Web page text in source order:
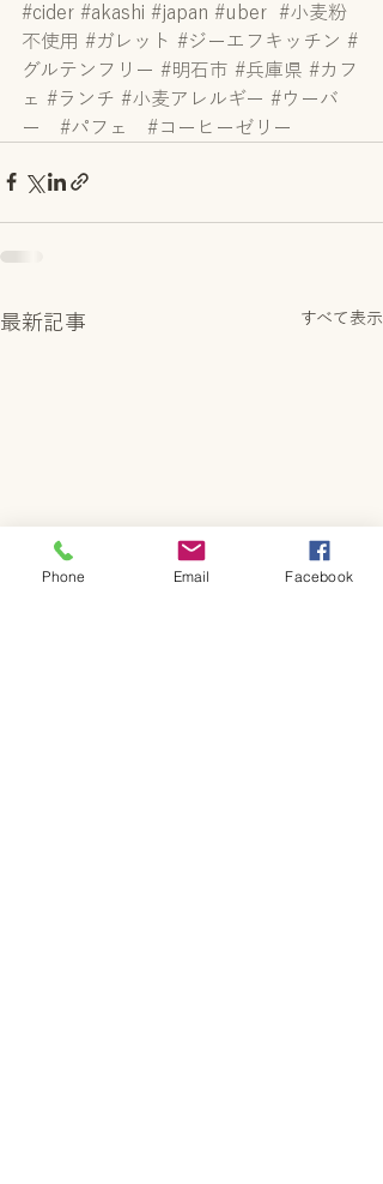
#cider #akashi #japan #uber
#小麦粉
不使用 #ガレット #ジーエフキッチン #
グルテンフリー #明石市 #兵庫県 #カフ
ェ #ランチ #小麦アレルギー #ウーバ
ー
#パフェ #コーヒーゼリー
最新記事 すべて表示
Phone Email Facebook